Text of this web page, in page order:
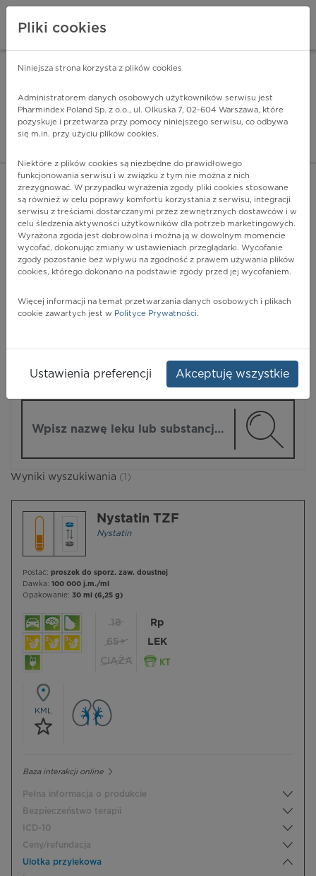
Pharmindex - lider
ZALOGUJ SIĘ
POKAŻ FILTRY
Pharmindex
Wyniki wyszukiwania (1)
Nystatin TZF
Nystatin
Postać: proszek do sporz. zaw. doustnej
Dawka: 100 000 j.m./ml
Opakowanie: 30 ml (6,25 g)
18
65+
CIĄŻA
Rp
LEK
KML
Baza interakcji online
Pełna informacja o produkcie
Bezpieczeństwo terapii
ICD-10
Ceny/refundacja
Ulotka przylekowa
Pliki cookies
Niniejsza strona korzysta z plików cookies
Administratorem danych osobowych użytkowników serwisu jest
Pharmindex Poland Sp. z o.o., ul. Olkuska 7, 02-604 Warszawa, które
pozyskuje i przetwarza przy pomocy niniejszego serwisu, co odbywa
się m.in. przy użyciu plików cookies.
Niektóre z plików cookies są niezbędne do prawidłowego
funkcjonowania serwisu i w związku z tym nie można z nich
zrezygnować. W przypadku wyrażenia zgody pliki cookies stosowane
są również w celu poprawy komfortu korzystania z serwisu, integracji
serwisu z treściami dostarczanymi przez zewnętrznych dostawców i w
celu śledzenia aktywności użytkowników dla potrzeb marketingowych.
Wyrażona zgoda jest dobrowolna i można ją w dowolnym momencie
wycofać, dokonując zmiany w ustawieniach przeglądarki. Wycofanie
zgody pozostanie bez wpływu na zgodność z prawem używania plików
cookies, którego dokonano na podstawie zgody przed jej wycofaniem.
Więcej informacji na temat przetwarzania danych osobowych i plikach
cookie zawartych jest w Polityce Prywatności.
Ustawienia preferencji Akceptuję wszystkie
ZA DARMO - w Google Play INSTALUJ